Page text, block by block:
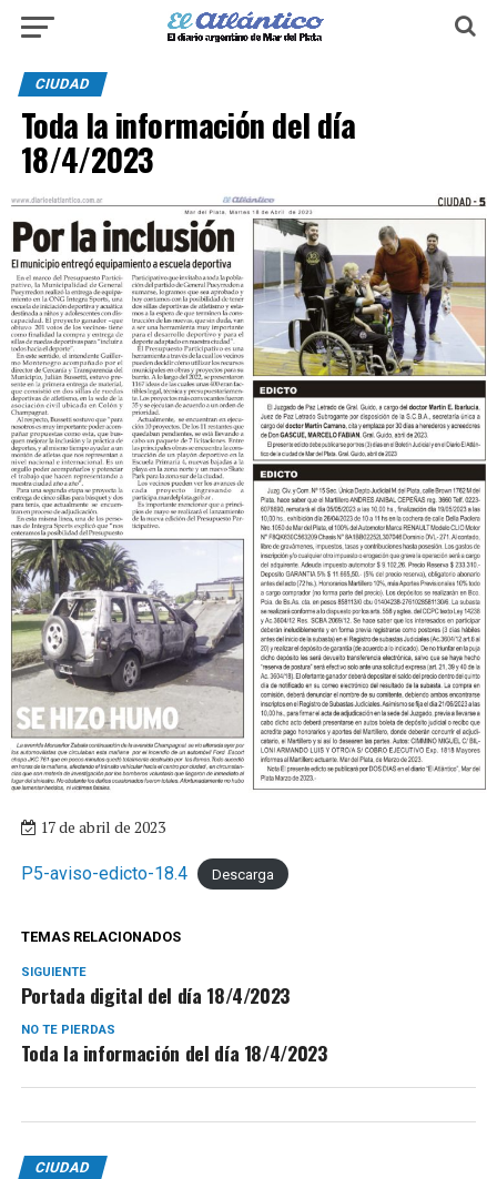
CIUDAD
Toda la información del día
18/4/2023
17 de abril de 2023
P5-aviso-edicto-18.4 Descarga
TEMAS RELACIONADOS
SIGUIENTE
Portada digital del día 18/4/2023
NO TE PIERDAS
Toda la información del día 18/4/2023
CIUDAD